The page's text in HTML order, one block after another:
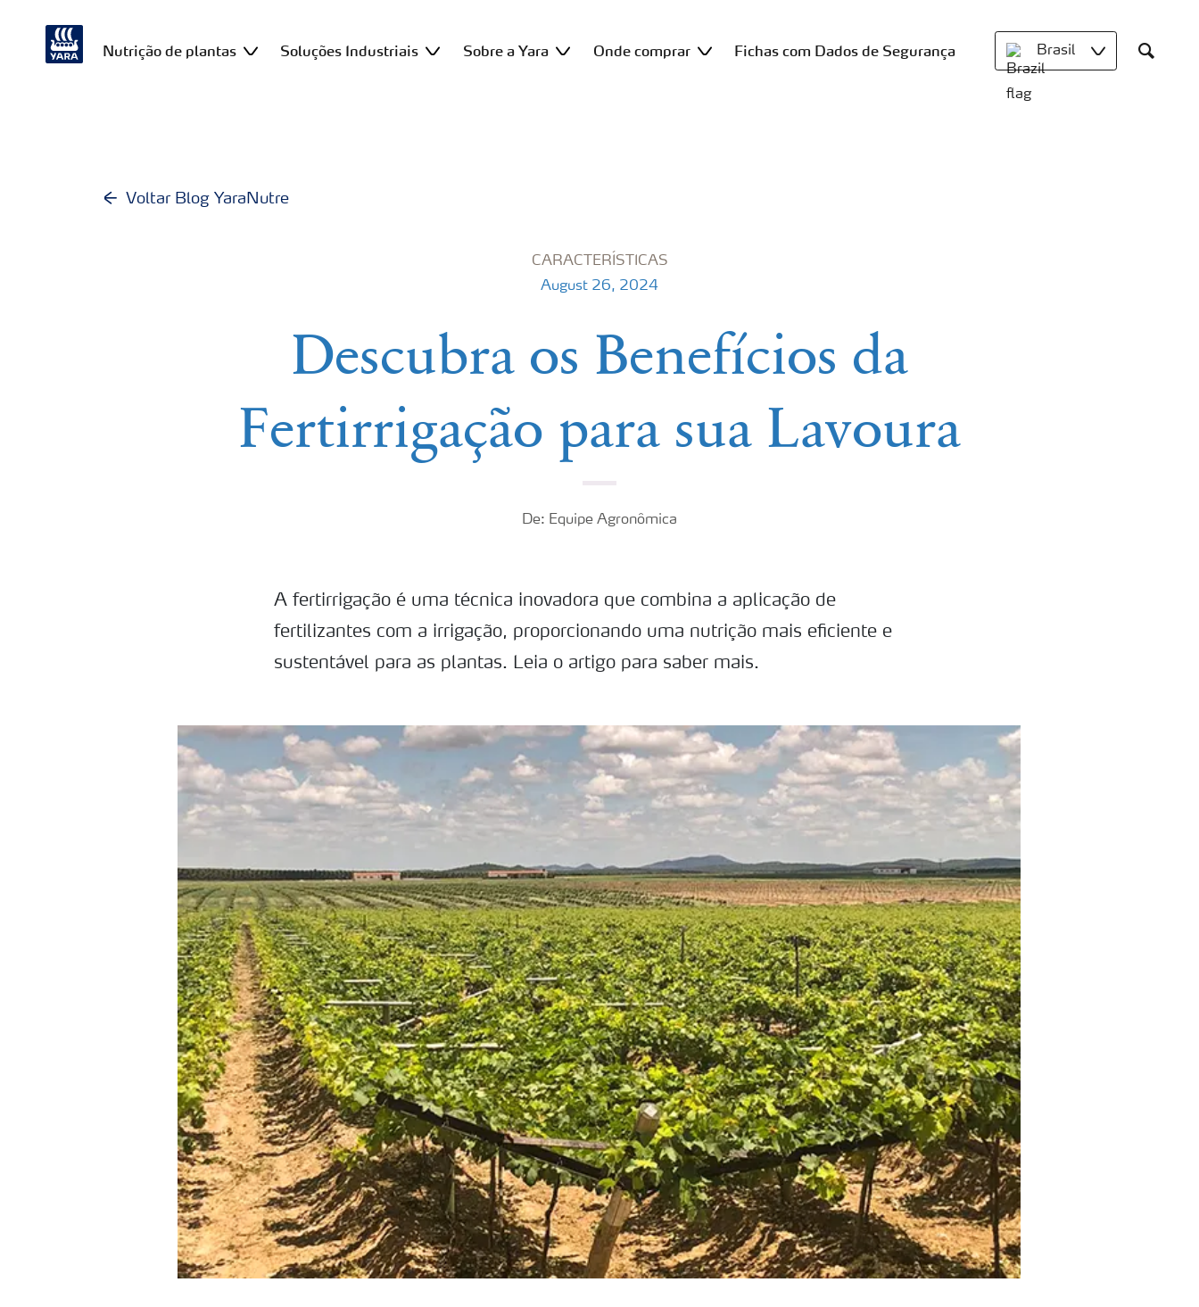
Nutrição de plantas Soluções Industriais Sobre a Yara Onde comprar Fichas com Dados de Segurança Brasil
Search
Voltar Blog YaraNutre
CARACTERÍSTICAS
August 26, 2024
Descubra os Benefícios da
Fertirrigação para sua Lavoura
De: Equipe Agronômica
A fertirrigação é uma técnica inovadora que combina a aplicação de
fertilizantes com a irrigação, proporcionando uma nutrição mais eficiente e
sustentável para as plantas. Leia o artigo para saber mais.